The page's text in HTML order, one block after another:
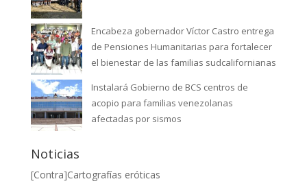
Encabeza gobernador Víctor Castro entrega
de Pensiones Humanitarias para fortalecer
el bienestar de las familias sudcalifornianas
Instalará Gobierno de BCS centros de
acopio para familias venezolanas
afectadas por sismos
Noticias
[Contra]Cartografías eróticas